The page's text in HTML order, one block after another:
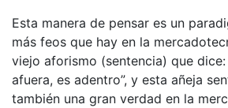
Esta manera de pensar es un
más feos que hay en la
viejo aforismo (sentencia) que dice:
afuera, es adentro”, y esta añeja
también una gran verdad en la